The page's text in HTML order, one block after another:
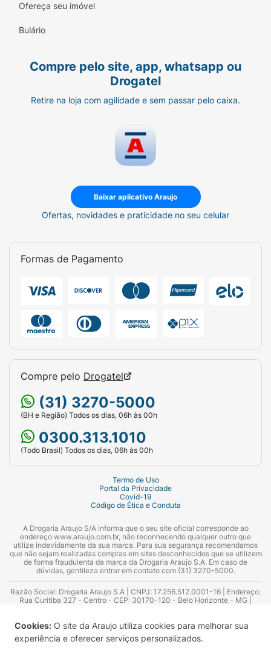
Cookies: O site da Araujo utiliza cookies para melhorar sua
experiência e oferecer serviços personalizados.
Ofereça seu imóvel
Bulário
Compre pelo site, app, whatsapp ou
Drogatel
Retire na loja com agilidade e sem passar pelo caixa.
Baixar aplicativo Araujo
Ofertas, novidades e praticidade no seu celular
Formas de Pagamento
Compre pelo Drogatel
(31) 3270-5000
(BH e Região) Todos os dias, 06h às 00h
0300.313.1010
(Todo Brasil) Todos os dias, 06h às 00h
Termo de Uso
Portal da Privacidade
Covid-19
Código de Ética e Conduta
A Drogaria Araujo S/A informa que o seu site oficial corresponde ao
endereço www.araujo.com.br, não reconhecendo qualquer outro que
utilize indevidamente da sua marca. Para sua segurança recomendamos
que não sejam realizadas compras em sites desconhecidos que se utilizem
de forma fraudulenta da marca da Drogaria Araujo S.A. Em caso de
dúvidas, gentileza entrar em contato com (31) 3270-5000.
Razão Social: Drogaria Araujo S.A | CNPJ: 17.256.512.0001-16 | Endereço:
Rua Curitiba 327 - Centro - CEP: 30170-120 - Belo Horizonte - MG |
Azevedo Guimarães – CRF 10.965 | Yasmin Silva Alvarenga – CRF 52.584 -
Consultor substituto: Thiago Aguiar Pinheiro - CRF Nº 13.748. Alvará
Sanitário: 2025020713 | Autorização de Funcionamento da Empresa (AFE):